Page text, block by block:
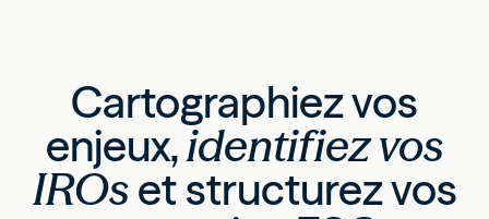
Cartographiez vos
enjeux,identifiez vos
IROset structurez vos